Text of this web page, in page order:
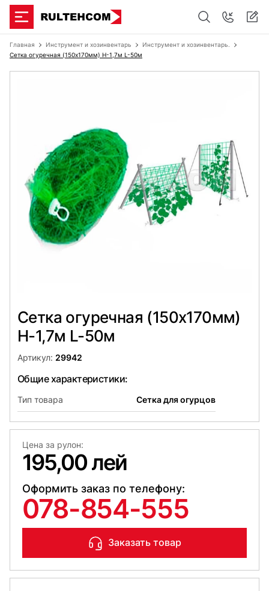
Главная Инструмент и хозинвентарь
Инструмент и хозинвентарь.
Сетка огуречная (150х170мм) Н-1,7м L-50м
Сетка огуречная (150х170мм)
Н-1,7м L-50м
Артикул: 29942
Общие характеристики:
Тип товара Сетка для огурцов
Цена за рулон:
195,00 лей
Оформить заказ по телефону:
078-854-555
Заказать товар